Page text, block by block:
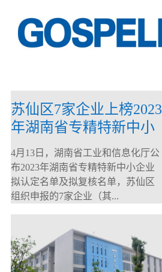
苏仙区7家企业上榜2023
年湖南省专精特新中小
企业
4月13日，湖南省工业和信息化厅公
布2023年湖南省专精特新中小企业
拟认定名单及拟复核名单，苏仙区
组织申报的7家企业（其...